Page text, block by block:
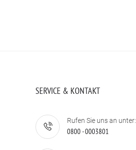
SERVICE & KONTAKT
Rufen Sie uns an unter:
0800 - 0003801